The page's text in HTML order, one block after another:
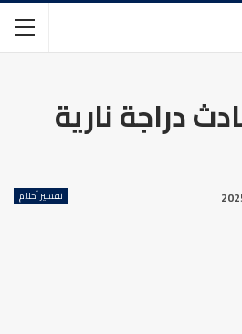
دراجة نارية
تفسير أحلام